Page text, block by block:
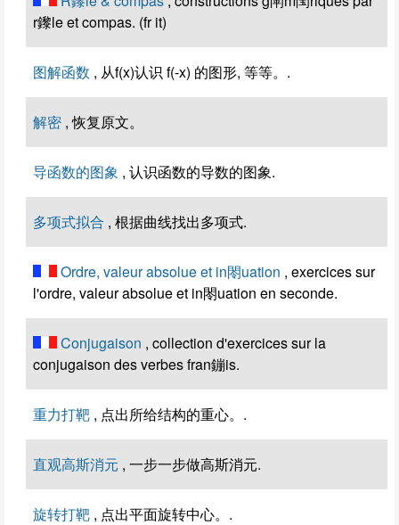
r鑗le et compas. (fr it)
图解函数 , 从f(x)认识 f(-x) 的图形, 等等。.
解密 , 恢复原文。
导函数的图象 , 认识函数的导数的图象.
多项式拟合 , 根据曲线找出多项式.
Ordre, valeur absolue et in閝uation , exercices sur
l'ordre, valeur absolue et in閝uation en seconde.
Conjugaison , collection d'exercices sur la
conjugaison des verbes fran鏰is.
重力打靶 , 点出所给结构的重心。.
直观高斯消元 , 一步一步做高斯消元.
旋转打靶 , 点出平面旋转中心。.